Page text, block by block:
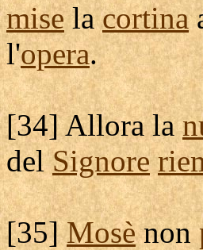
miselacortina
l'opera.
[34] Allora la
delSignore
[35]Mosènon